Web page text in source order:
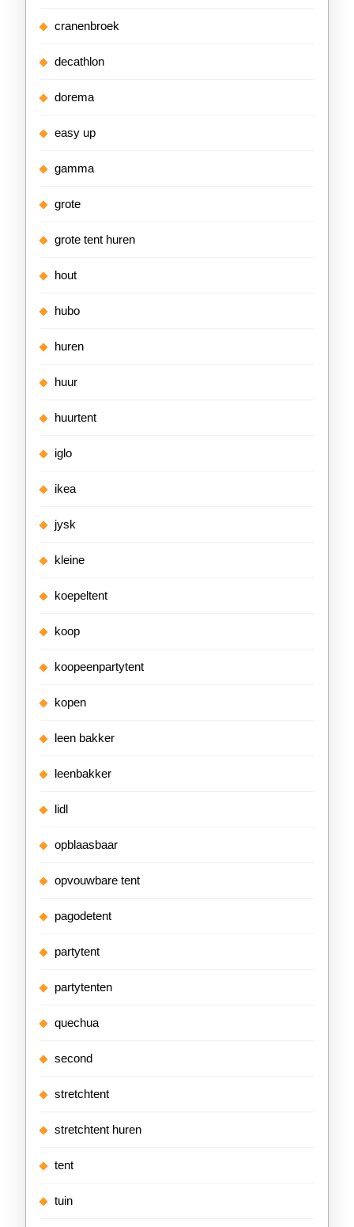
cranenbroek
decathlon
dorema
easy up
gamma
grote
grote tent huren
hout
hubo
huren
huur
huurtent
iglo
ikea
jysk
kleine
koepeltent
koop
koopeenpartytent
kopen
leen bakker
leenbakker
lidl
opblaasbaar
opvouwbare tent
pagodetent
partytent
partytenten
quechua
second
stretchtent
stretchtent huren
tent
tuin